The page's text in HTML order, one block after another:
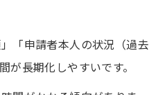
「申請者本人の状況（過去
長期化しやすいです。